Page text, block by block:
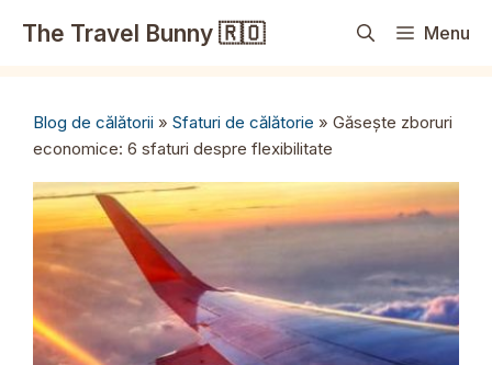
The Travel Bunny 🇷🇴 Menu
Blog de călătorii » Sfaturi de călătorie » Găsește zboruri
economice: 6 sfaturi despre flexibilitate